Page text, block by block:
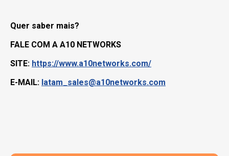
Quer saber mais?
FALE COM A A10 NETWORKS
SITE: https://www.a10networks.com/
E-MAIL: latam_sales@a10networks.com